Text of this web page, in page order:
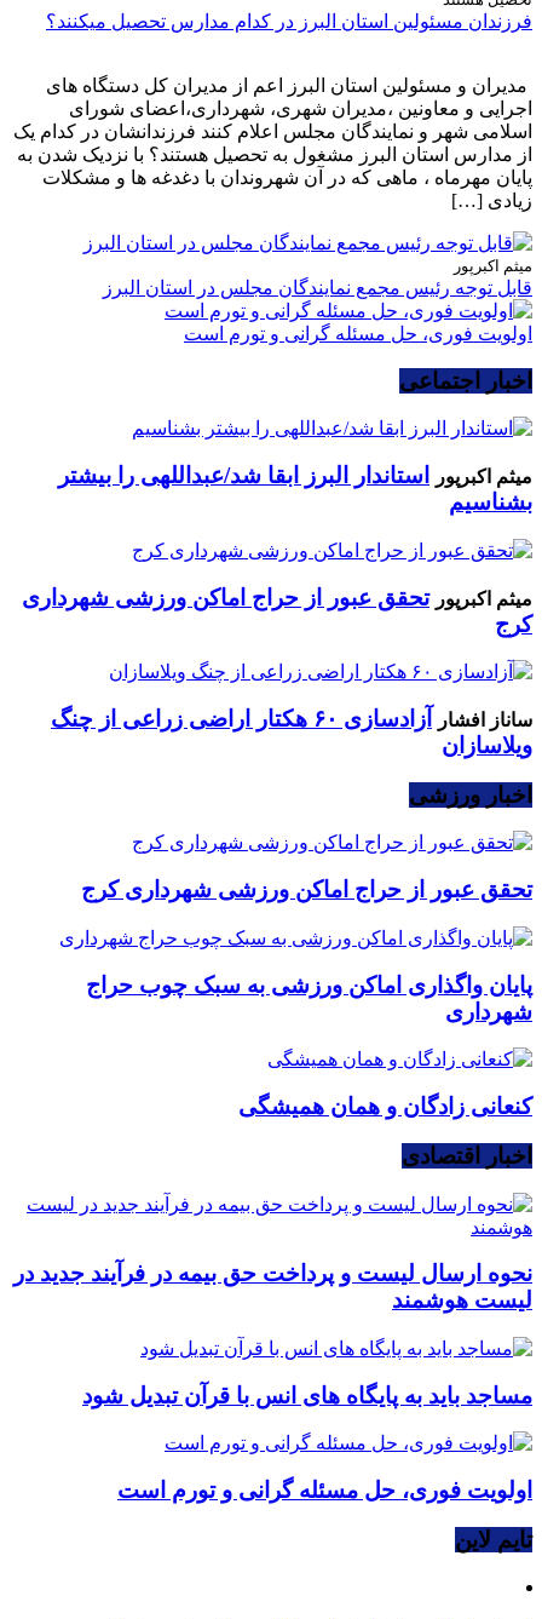
فرزندان مسئولین استان البرز در کدام مدارس تحصیل میکنند؟
مدیران و مسئولین استان البرز اعم از مدیران کل دستگاه های
اجرایی و معاونین ،مدیران شهری، شهرداری،اعضای شورای
اسلامی شهر و نمایندگان مجلس اعلام کنند فرزندانشان در کدام یک
از مدارس استان البرز مشغول به تحصیل هستند؟ با نزدیک شدن به
پایان مهرماه ، ماهی که در آن شهروندان با دغدغه ها و مشکلات
زیادی […]
میثم اکبرپور
قابل توجه رئیس مجمع نمایندگان مجلس در استان البرز
اولویت فوری، حل مسئله گرانی و تورم است
اخبار اجتماعی
میثم اکبرپور
استاندار البرز ابقا شد/عبداللهی را بیشتر
بشناسیم
میثم اکبرپور تحقق عبور از حراج اماکن ورزشی شهرداری
کرج
ساناز افشار
آزادسازی ۶۰ هکتار اراضی زراعی از چنگ
ویلاسازان
اخبار ورزشی
تحقق عبور از حراج اماکن ورزشی شهرداری کرج
پایان واگذاری اماکن ورزشی به سبک چوب حراج
شهرداری
کنعانی زادگان و همان همیشگی
اخبار اقتصادی
نحوه ارسال لیست و پرداخت حق بیمه در فرآیند جدید در
لیست هوشمند
مساجد باید به پایگاه های انس با قرآن تبدیل شود
اولویت فوری، حل مسئله گرانی و تورم است
تایم لاین